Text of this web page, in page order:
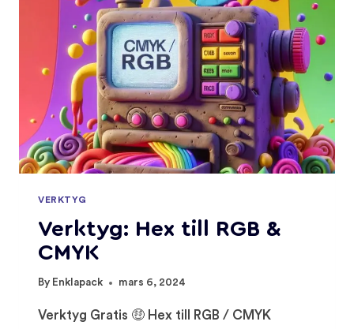
VERKTYG
Verktyg: Hex till RGB &
CMYK
By Enklapack mars 6, 2024
Verktyg Gratis 🤑 Hex till RGB / CMYK